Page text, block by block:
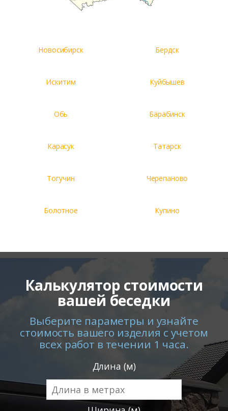
Новосибирск Бердск
Искитим Куйбышев
Обь Барабинск
Карасук Татарск
Тогучин Черепаново
Болотное Купино
Калькулятор стоимости
вашей беседки
Выберите параметры и узнайте
стоимость вашего изделия с учетом
всех работ в течении 1 часа.
Длина (м)